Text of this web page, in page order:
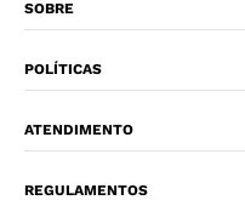
SOBRE
POLÍTICAS
ATENDIMENTO
REGULAMENTOS